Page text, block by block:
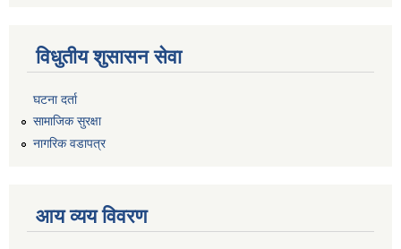
विधुतीय शुसासन सेवा
घटना दर्ता
सामाजिक सुरक्षा
नागरिक वडापत्र
आय व्यय विवरण